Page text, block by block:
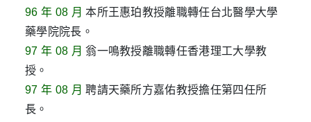
96 年 08 月本所王惠珀教授離職轉任台北醫學大學
藥學院院長。
97 年 08 月 翁一鳴教授離職轉任香港理工大學教
授。
97 年 08 月 聘請天藥所方嘉佑教授擔任第四任所
長。